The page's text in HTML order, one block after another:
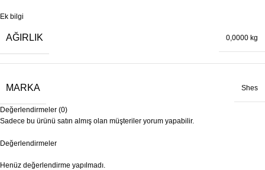
Ek bilgi
AĞIRLIK 0,0000 kg
MARKA Shes
Değerlendirmeler (0)
Değerlendirmeler
Henüz değerlendirme yapılmadı.
Sadece bu ürünü satın almış olan müşteriler yorum yapabilir.